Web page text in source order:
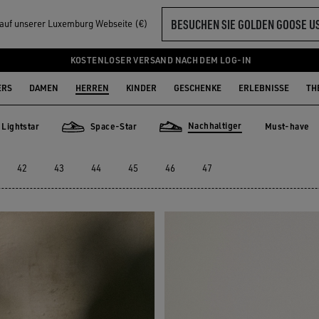
unserer Luxemburg Webseite (€) BESUCHEN SIE GOLDEN GOOSE
KOSTENLOSER VERSAND NACH DEM LOG-IN
DAMEN HERREN KINDER GESCHENKE ERLEBNISSE
Lightstar Space-Star Nachhaltiger Must-have
42 43 44 45 46 47